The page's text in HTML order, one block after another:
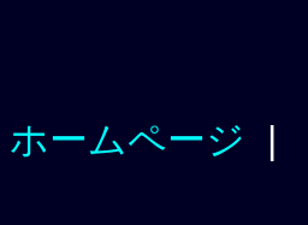
ホームページ |